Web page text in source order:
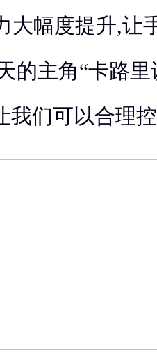
大幅度提升,让
的主角“卡路
我们可以合理